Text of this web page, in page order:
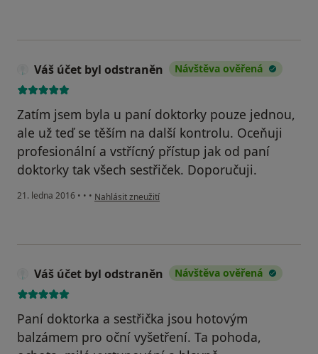
Váš účet byl odstraněn Návštěva ověřená
Zatím jsem byla u paní doktorky pouze jednou,
ale už teď se těším na další kontrolu. Oceňuji
profesionální a vstřícný přístup jak od paní
doktorky tak všech sestřiček. Doporučuji.
21. ledna 2016 • • • podle názoru uživatele Váš účet byl odstraněn
Nahlásit zneužití
Váš účet byl odstraněn Návštěva ověřená
Paní doktorka a sestřička jsou hotovým
balzámem pro oční vyšetření. Ta pohoda,